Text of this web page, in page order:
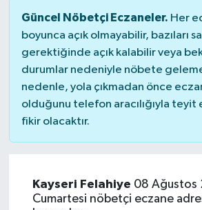
Güncel Nöbetçi Eczaneler. Her
boyunca açık olmayabilir, bazıları
gerektiğinde açık kalabilir veya
durumlar nedeniyle nöbete
nedenle, yola çıkmadan önce
olduğunu telefon aracılığıyla teyit
fikir olacaktır.
Kayseri Felahiye 08 Ağustos
Cumartesi nöbetçi eczane
SAĞLIK
SİYASET
SOLHAN
SPOR
YAYLADERE